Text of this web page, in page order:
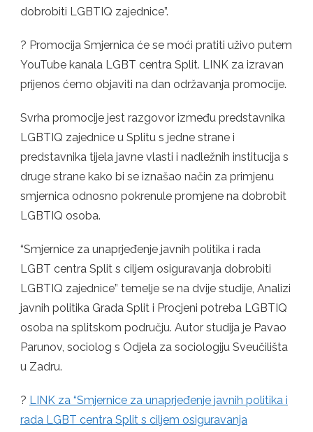
dobrobiti LGBTIQ zajednice”.
? Promocija Smjernica će se moći pratiti uživo putem
YouTube kanala LGBT centra Split. LINK za izravan
prijenos ćemo objaviti na dan održavanja promocije.
Svrha promocije jest razgovor između predstavnika
LGBTIQ zajednice u Splitu s jedne strane i
predstavnika tijela javne vlasti i nadležnih institucija s
druge strane kako bi se iznašao način za primjenu
smjernica odnosno pokrenule promjene na dobrobit
LGBTIQ osoba.
“Smjernice za unaprjeđenje javnih politika i rada
LGBT centra Split s ciljem osiguravanja dobrobiti
LGBTIQ zajednice” temelje se na dvije studije, Analizi
javnih politika Grada Split i Procjeni potreba LGBTIQ
osoba na splitskom području. Autor studija je Pavao
Parunov, sociolog s Odjela za sociologiju Sveučilišta
u Zadru.
? LINK za “Smjernice za unaprjeđenje javnih politika i
rada LGBT centra Split s ciljem osiguravanja